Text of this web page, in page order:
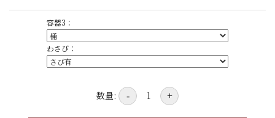
容器3：
わさび：
数量: - +